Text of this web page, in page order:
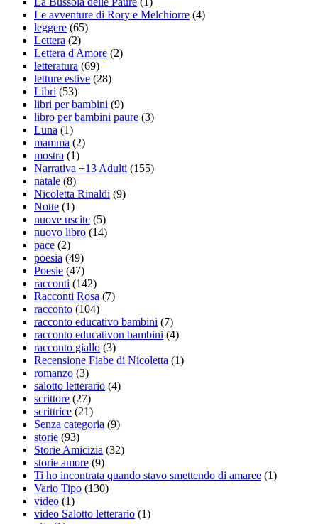
Le avventure di Rory e Melchiorre (4)
leggere (65)
Lettera (2)
Lettera d'Amore (2)
letteratura (69)
letture estive (28)
Libri (53)
libri per bambini (9)
libro per bambini paure (3)
Luna (1)
mamma (2)
mostra (1)
Narrativa +13 Adulti (155)
natale (8)
Nicoletta Rinaldi (9)
Notte (1)
nuove uscite (5)
nuovo libro (14)
pace (2)
poesia (49)
Poesie (47)
racconti (142)
Racconti Rosa (7)
racconto (104)
racconto educativo bambini (7)
racconto educativon bambini (4)
racconto giallo (3)
Recensione Fiabe di Nicoletta (1)
romanzo (3)
salotto letterario (4)
scrittore (27)
scrittrice (21)
Senza categoria (9)
storie (93)
Storie Amicizia (32)
storie amore (9)
Ti ho incontrata quando stavo smettendo di amaree (1)
Vario Tipo (130)
video (1)
video Salotto letterario (1)